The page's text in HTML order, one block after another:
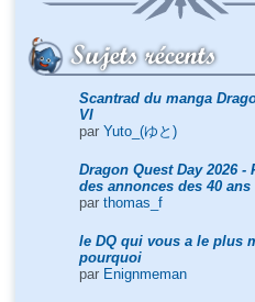
Sujets récents
Scantrad du manga
VI
par Yuto_(ゆと)
Dragon Quest Day 2026 -
des annonces des 40 ans
par thomas_f
le DQ qui vous a le plus
pourquoi
par Enignmeman